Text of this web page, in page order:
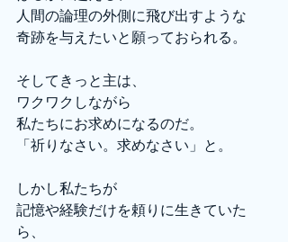
人間の論理の外側に飛び出すような
奇跡を与えたいと願っておられる。
そしてきっと主は、
ワクワクしながら
私たちにお求めになるのだ。
「祈りなさい。求めなさい」と。
しかし私たちが
記憶や経験だけを頼りに生きていた
ら、